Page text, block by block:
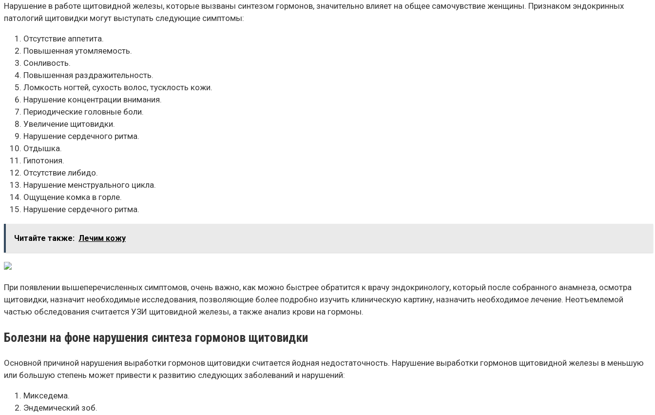
Нарушение в работе щитовидной железы, которые вызваны синтезом гормонов, значительно влияет на общее самочувствие женщины. Признаком эндокринных
патологий щитовидки могут выступать следующие симптомы:
Отсутствие аппетита.
Повышенная утомляемость.
Сонливость.
Повышенная раздражительность.
Ломкость ногтей, сухость волос, тусклость кожи.
Нарушение концентрации внимания.
Периодические головные боли.
Увеличение щитовидки.
Нарушение сердечного ритма.
Отдышка.
Гипотония.
Отсутствие либидо.
Нарушение менструального цикла.
Ощущение комка в горле.
Нарушение сердечного ритма.
Читайте также: Лечим кожу
При появлении вышеперечисленных симптомов, очень важно, как можно быстрее обратится к врачу эндокринологу, который после собранного анамнеза, осмотра
щитовидки, назначит необходимые исследования, позволяющие более подробно изучить клиническую картину, назначить необходимое лечение. Неотъемлемой
частью обследования считается УЗИ щитовидной железы, а также анализ крови на гормоны.
Болезни на фоне нарушения синтеза гормонов щитовидки
Основной причиной нарушения выработки гормонов щитовидки считается йодная недостаточность. Нарушение выработки гормонов щитовидной железы в меньшую
или большую степень может привести к развитию следующих заболеваний и нарушений:
Микседема.
Эндемический зоб.